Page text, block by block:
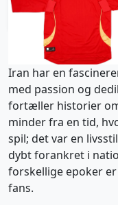
1044 kr /
Iran har en
med passion og
fortæller historier
minder fra en tid,
spil; det var en
dybt forankret i
forskellige epoker
fans.